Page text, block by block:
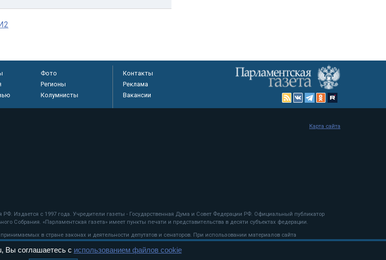
Фото
Регионы
Колумнисты
Контакты
Реклама
Вакансии
Издается с 1997 года. Учредители газеты - Государственная Дума и Совет Федерации РФ. Официальный публикатор
Собрания. «Парламентская газета» имеет пункты печати и представительства в десяти субъектах федерации.
в стране законах и деятельности депутатов и сенаторов. При использовании материалов сайта
Карта сайта
Вы соглашаетесь с использованием файлов cookie